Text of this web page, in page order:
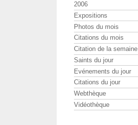
2006
Expositions
Photos du mois
Citations du mois
Citation de la semaine
Saints du jour
Evénements du jour
Citations du jour
Webthèque
Vidéothèque